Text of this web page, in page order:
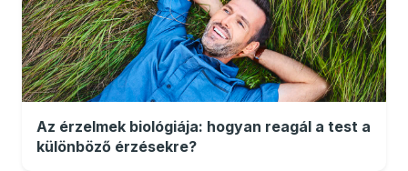
Az érzelmek biológiája: hogyan reagál a test a
különböző érzésekre?